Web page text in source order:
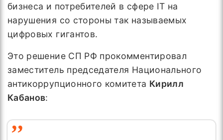
бизнеса и потребителей в сфере IT на
нарушения со стороны так называемых
цифровых гигантов.
Это решение СП РФ прокомментировал
заместитель председателя Национального
антикоррупционного комитета Кирилл
Кабанов: